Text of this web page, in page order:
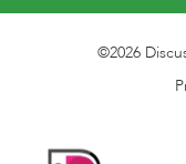
©2026